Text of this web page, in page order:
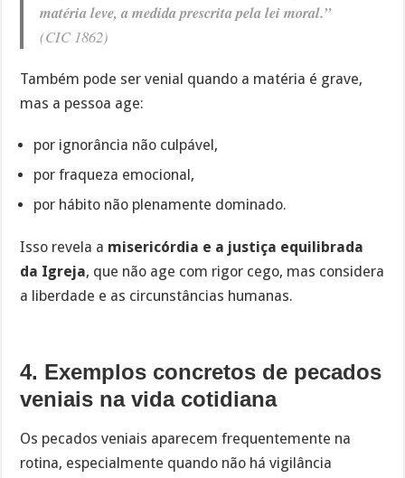
matéria leve, a medida prescrita pela lei moral.”
(CIC 1862)
Também pode ser venial quando a matéria é grave,
mas a pessoa age:
por ignorância não culpável,
por fraqueza emocional,
por hábito não plenamente dominado.
Isso revela a misericórdia e a justiça equilibrada
da Igreja, que não age com rigor cego, mas considera
a liberdade e as circunstâncias humanas.
4. Exemplos concretos de pecados
veniais na vida cotidiana
Os pecados veniais aparecem frequentemente na
rotina, especialmente quando não há vigilância